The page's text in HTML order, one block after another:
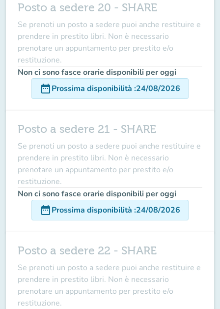
Posto a sedere 20 - SHARE
Se prenoti un posto a sedere puoi anche restituire e
prendere in prestito libri. Non è necessario
prenotare un appuntamento per prestito e/o
restituzione.
Non ci sono fasce orarie disponibili per oggi
date_rangeProssima disponibilità :24/08/2026
Posto a sedere 21 - SHARE
Se prenoti un posto a sedere puoi anche restituire e
prendere in prestito libri. Non è necessario
prenotare un appuntamento per prestito e/o
restituzione.
Non ci sono fasce orarie disponibili per oggi
date_rangeProssima disponibilità :24/08/2026
Posto a sedere 22 - SHARE
Se prenoti un posto a sedere puoi anche restituire e
prendere in prestito libri. Non è necessario
prenotare un appuntamento per prestito e/o
restituzione.